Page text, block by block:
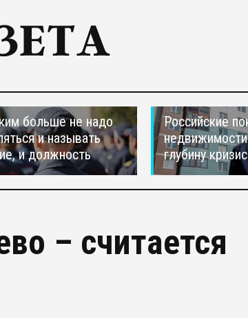
больше не надо
и называть
и должность
Российские
глубину
– считается